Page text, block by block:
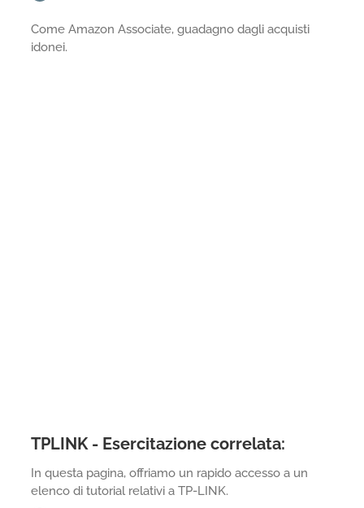
Come Amazon Associate, guadagno dagli acquisti
idonei.
TPLINK - Esercitazione correlata:
In questa pagina, offriamo un rapido accesso a un
elenco di tutorial relativi a TP-LINK.